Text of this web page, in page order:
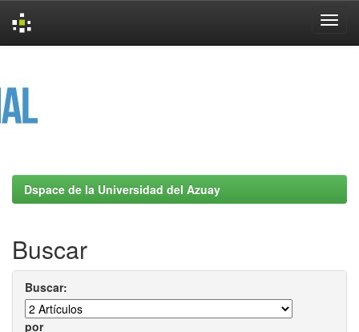
Dspace de la Universidad del Azuay
Buscar
Buscar:
por